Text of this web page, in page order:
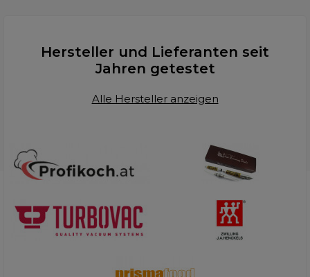
Hersteller und Lieferanten seit
Jahren getestet
Alle Hersteller anzeigen